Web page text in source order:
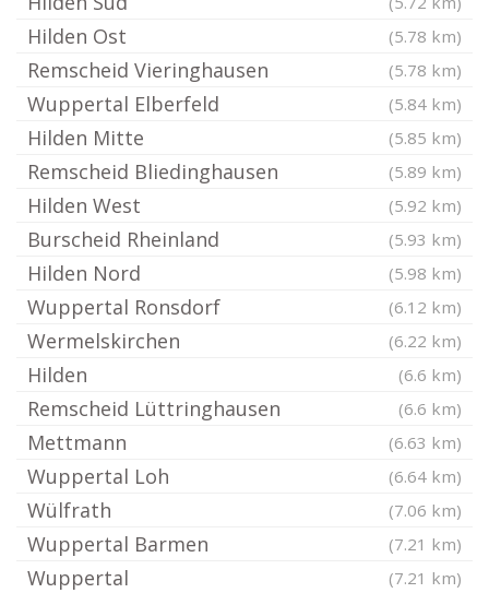
Hilden Ost (5.78 km)
Remscheid Vieringhausen (5.78 km)
Wuppertal Elberfeld (5.84 km)
Hilden Mitte (5.85 km)
Remscheid Bliedinghausen (5.89 km)
Hilden West (5.92 km)
Burscheid Rheinland (5.93 km)
Hilden Nord (5.98 km)
Wuppertal Ronsdorf (6.12 km)
Wermelskirchen (6.22 km)
Hilden (6.6 km)
Remscheid Lüttringhausen (6.6 km)
Mettmann (6.63 km)
Wuppertal Loh (6.64 km)
Wülfrath (7.06 km)
Wuppertal Barmen (7.21 km)
Wuppertal (7.21 km)